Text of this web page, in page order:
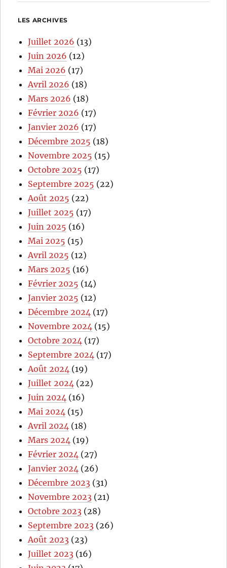
LES ARCHIVES
Juillet 2026 (13)
Juin 2026 (12)
Mai 2026 (17)
Avril 2026 (18)
Mars 2026 (18)
Février 2026 (17)
Janvier 2026 (17)
Décembre 2025 (18)
Novembre 2025 (15)
Octobre 2025 (17)
Septembre 2025 (22)
Août 2025 (22)
Juillet 2025 (17)
Juin 2025 (16)
Mai 2025 (15)
Avril 2025 (12)
Mars 2025 (16)
Février 2025 (14)
Janvier 2025 (12)
Décembre 2024 (17)
Novembre 2024 (15)
Octobre 2024 (17)
Septembre 2024 (17)
Août 2024 (19)
Juillet 2024 (22)
Juin 2024 (16)
Mai 2024 (15)
Avril 2024 (18)
Mars 2024 (19)
Février 2024 (27)
Janvier 2024 (26)
Décembre 2023 (31)
Novembre 2023 (21)
Octobre 2023 (28)
Septembre 2023 (26)
Août 2023 (23)
Juillet 2023 (16)